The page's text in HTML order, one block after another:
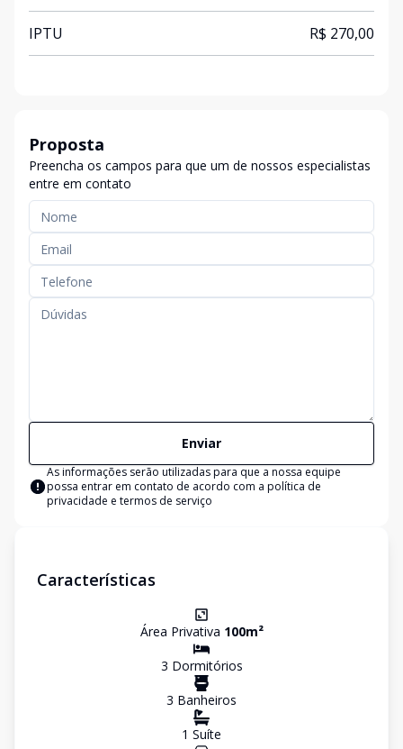
IPTU R$ 270,00
Proposta
Preencha os campos para que um de nossos especialistas
entre em contato
Enviar
As informações serão utilizadas para que a nossa equipe
possa entrar em contato de acordo com a política de
privacidade e termos de serviço
Características
Área Privativa 100m²
3 Dormitórios
3 Banheiros
1 Suíte